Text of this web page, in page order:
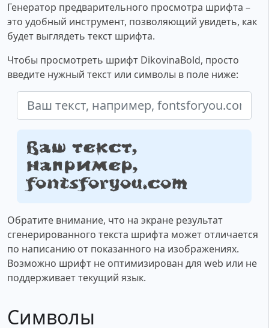
Генератор предварительного просмотра шрифта –
это удобный инструмент, позволяющий увидеть, как
будет выглядеть текст шрифта.
Чтобы просмотреть шрифт DikovinaBold, просто
введите нужный текст или символы в поле ниже:
Ваш текст,
например,
fontsforyou.com
Обратите внимание, что на экране результат
сгенерированного текста шрифта может отличается
по написанию от показанного на изображениях.
Возможно шрифт не оптимизирован для web или не
поддерживает текущий язык.
Символы